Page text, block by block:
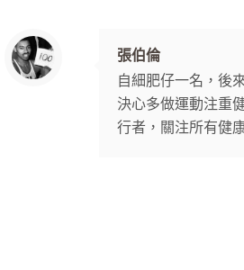
張伯倫
自細肥仔一名，後
決心多做運動注重
行者，關注所有健